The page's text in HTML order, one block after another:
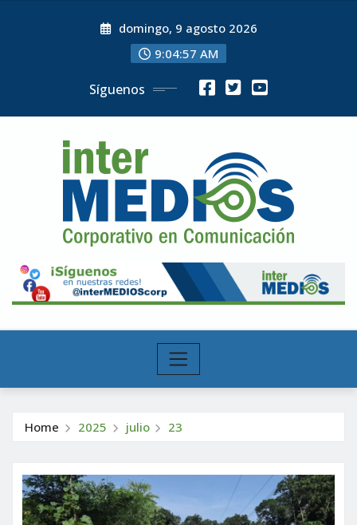
domingo, 9 agosto 2026
9:04:58 AM
Síguenos
Home 2025 julio 23